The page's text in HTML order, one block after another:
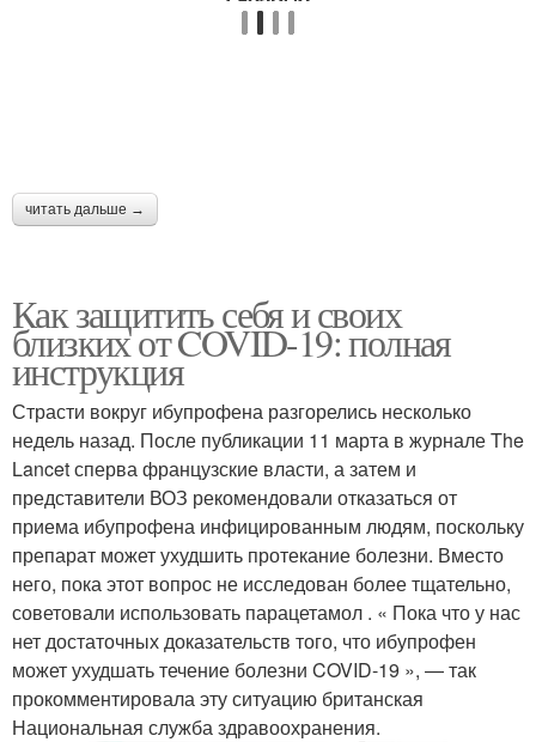
читать дальше →
Как защитить себя и своих
близких от COVID-19: полная
инструкция
Страсти вокруг ибупрофена разгорелись несколько
недель назад. После публикации 11 марта в журнале The
Lancet сперва французские власти, а затем и
представители ВОЗ рекомендовали отказаться от
приема ибупрофена инфицированным людям, поскольку
препарат может ухудшить протекание болезни. Вместо
него, пока этот вопрос не исследован более тщательно,
советовали использовать парацетамол . « Пока что у нас
нет достаточных доказательств того, что ибупрофен
может ухудшать течение болезни COVID-19 », — так
прокомментировала эту ситуацию британская
Национальная служба здравоохранения.